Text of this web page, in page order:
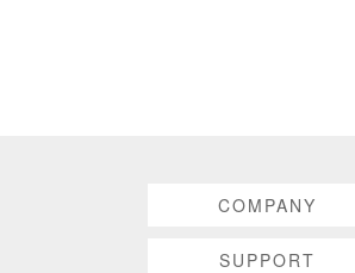
COMPANY
SUPPORT